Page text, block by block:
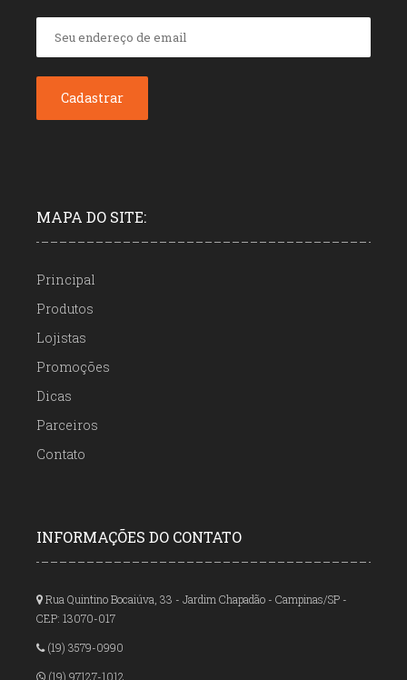
MAPA DO SITE:
Principal
Produtos
Lojistas
Promoções
Dicas
Parceiros
Contato
INFORMAÇÕES DO CONTATO
Rua Quintino Bocaiúva, 33 - Jardim Chapadão - Campinas/SP -
CEP: 13070-017
(19) 3579-0990
(19) 97127-1012